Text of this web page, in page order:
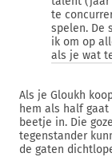
te
spelen. De
ik om op
als je wat
Als je Gloukh
hem als half
beetje in. Die
tegenstander
de gaten